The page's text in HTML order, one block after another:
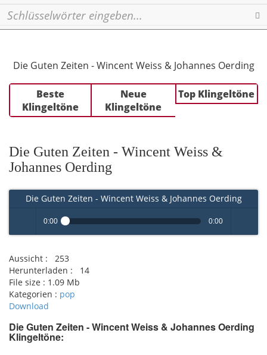
Die Guten Zeiten - Wincent Weiss & Johannes Oerding
Beste
Klingeltöne
Neue
Klingeltöne
Top Klingeltöne
Die Guten Zeiten - Wincent Weiss &
Johannes Oerding
Die Guten Zeiten - Wincent Weiss & Johannes Oerding
Play /
0:00 0:00
Aussicht :
253
Herunterladen :
14
File size : 1.09 Mb
Kategorien : pop
Download
Die Guten Zeiten - Wincent Weiss & Johannes Oerding
Klingeltöne: